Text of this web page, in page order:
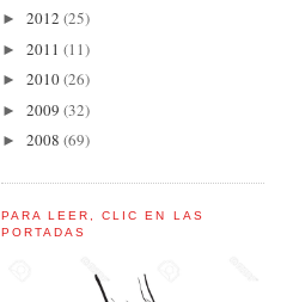
► 2012 (25)
► 2011 (11)
► 2010(26)
► 2009 (32)
► 2008 (69)
PARA LEER, CLIC EN LAS
PORTADAS